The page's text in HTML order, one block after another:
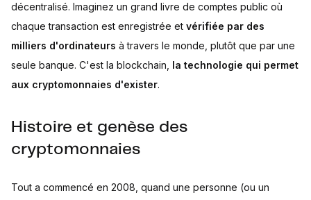
décentralisé. Imaginez un grand livre de comptes public où
chaque transaction est enregistrée et vérifiée par des
milliers d'ordinateurs à travers le monde, plutôt que par une
seule banque. C'est la blockchain, la technologie qui permet
aux cryptomonnaies d'exister.
Histoire et genèse des
cryptomonnaies
Tout a commencé en 2008, quand une personne (ou un